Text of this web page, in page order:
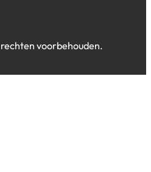
voorbehouden.